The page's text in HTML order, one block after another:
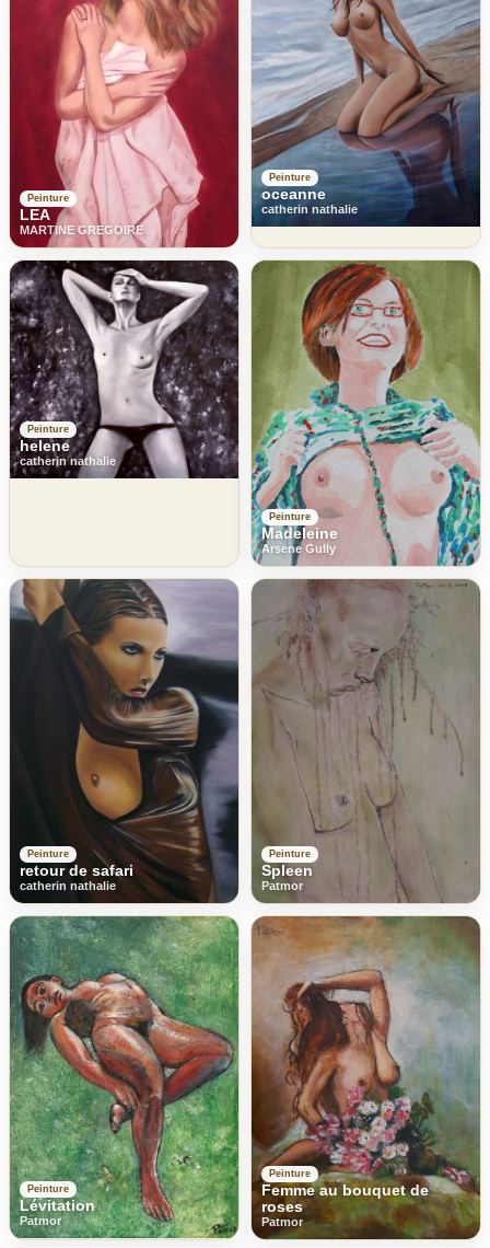
Peinture
LEA
MARTINE GREGOIRE
Peinture
oceanne
catherin nathalie
Peinture
helene
catherin nathalie
Peinture
Madeleine
Arsene Gully
Peinture
retour de safari
catherin nathalie
Peinture
Spleen
Patmor
Peinture
Lévitation
Patmor
Peinture
Femme au bouquet de
roses
Patmor